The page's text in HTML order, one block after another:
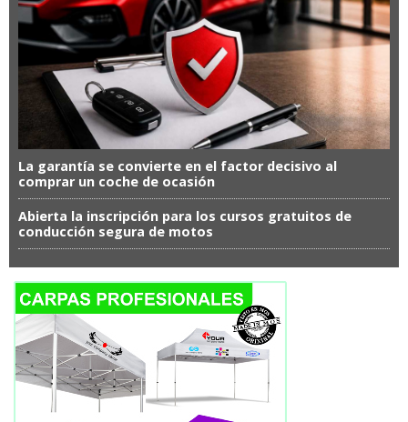
La garantía se convierte en el factor decisivo al
comprar un coche de ocasión
Abierta la inscripción para los cursos gratuitos de
conducción segura de motos